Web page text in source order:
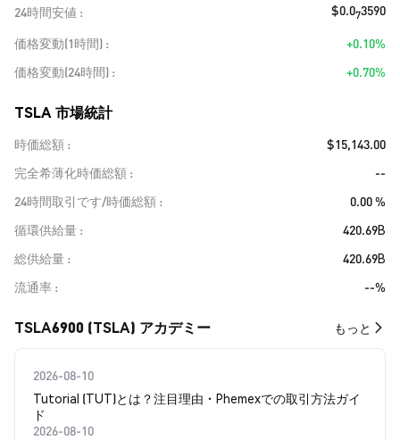
24時間安値 $0.073590
価格変動(1時間)
+0.10%
価格変動(24時間)
+0.70%
TSLA 市場統計
時価総額
$15,143.00
完全希薄化時価総額
--
24時間取引です/時価総額
0.00 %
循環供給量
420.69B
総供給量
420.69B
流通率
--%
TSLA6900 (TSLA) アカデミー もっと
2026-08-10
Tutorial (TUT)とは？注目理由・Phemexでの取引方法ガイ
ド
2026-08-10